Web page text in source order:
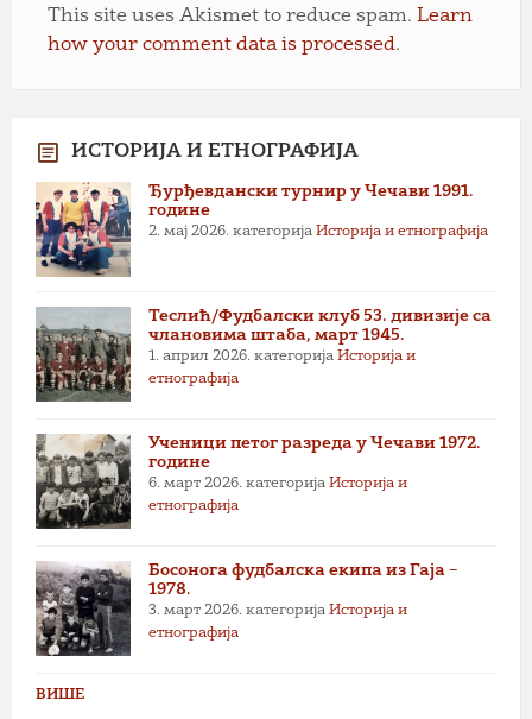
This site uses Akismet to reduce spam. Learn
how your comment data is processed.
ИСТОРИЈА И ЕТНОГРАФИЈА
Ђурђевдански турнир у Чечави 1991.
године
2. мај 2026. категорија Историја и етнографија
Теслић/Фудбалски клуб 53. дивизије са
члановима штаба, март 1945.
1. април 2026. категорија Историја и
етнографија
Ученици петог разреда у Чечави 1972.
године
6. март 2026. категорија Историја и
етнографија
Босонога фудбалска екипа из Гаја –
1978.
3. март 2026. категорија Историја и
етнографија
ВИШЕ